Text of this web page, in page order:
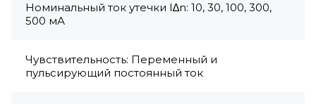
Номинальный ток утечки I∆n: 10, 30, 100, 300,
500 мА
Чувствительность: Переменный и
пульсирующий постоянный ток